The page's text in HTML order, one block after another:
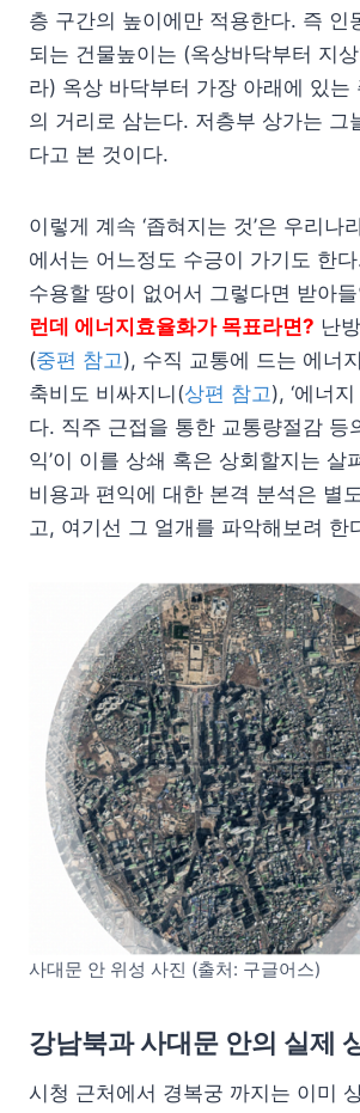
층 구간의 높이에만 적용한다. 즉 인
되는 건물높이는 (옥상바닥부터 지
라) 옥상 바닥부터 가장 아래에 있는
의 거리로 삼는다. 저층부 상가는 그
다고 본 것이다.
이렇게 계속 ‘좁혀지는 것’은 우리나
에서는 어느정도 수긍이 가기도 한
수용할 땅이 없어서 그렇다면 받아
런데 에너지효율화가 목표라면? 난
(중편 참고), 수직 교통에 드는 에너
축비도 비싸지니(상편 참고), ‘에너
다. 직주 근접을 통한 교통량절감 등
익’이 이를 상쇄 혹은 상회할지는 살
비용과 편익에 대한 본격 분석은 별
고, 여기선 그 얼개를 파악해보려 한
사대문 안 위성 사진 (출처: 구글어스)
강남북과 사대문 안의 실제
시청 근처에서 경복궁 까지는 이미